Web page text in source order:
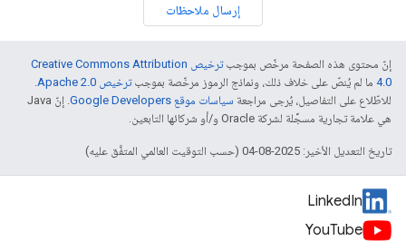
إرسال ملاحظات
إنّ محتوى هذه الصفحة مرخّص بموجب
ترخيص Creative Commons Attribution
4.0‏ ما لم يُنصّ على خلاف ذلك، ونماذج الرموز مرخّصة بموجبترخيص Apache 2.0‏
للاطّلاع على التفاصيل، يُرجى مراجعة سياسات موقع Google Developers‏
. إنّ Java
هي علامة تجارية مسجَّلة لشركة Oracle و/أو شركائها التابعين.
تاريخ التعديل الأخير: 2025-08-04 (حسب التوقيت العالمي المتفَّق عليه)
LinkedIn
YouTube